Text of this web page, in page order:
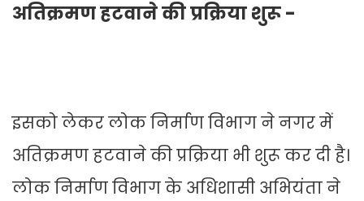
अतिक्रमण हटवाने की प्रक्रिया शुरू -
इसको लेकर लोक निर्माण विभाग ने नगर में
अतिक्रमण हटवाने की प्रक्रिया भी शुरू कर दी है।
लोक निर्माण विभाग के अधिशासी अभियंता ने